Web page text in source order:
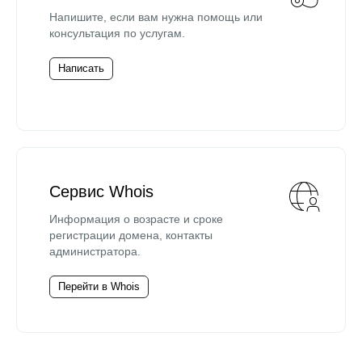
Напишите, если вам нужна помощь или
консультация по услугам.
Написать
Сервис Whois
Информация о возрасте и сроке
регистрации домена, контакты
администратора.
Перейти в Whois